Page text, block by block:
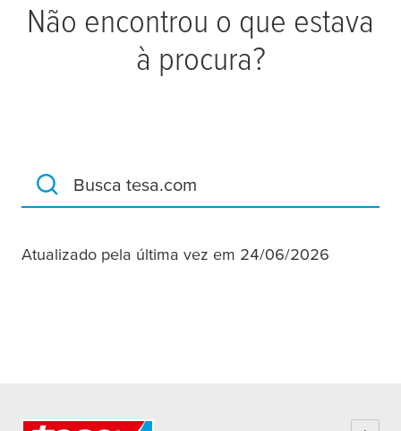
Não encontrou o que estava
à procura?
Busca tesa.com
Atualizado pela última vez em 24/06/2026